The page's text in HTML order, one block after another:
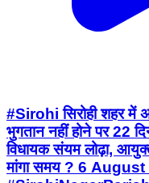
#Sirohi सिरोही शहर में
भुगतान नहीं होने पर 22
विधायक संयम लोढ़ा,
मांगा समय ? 6